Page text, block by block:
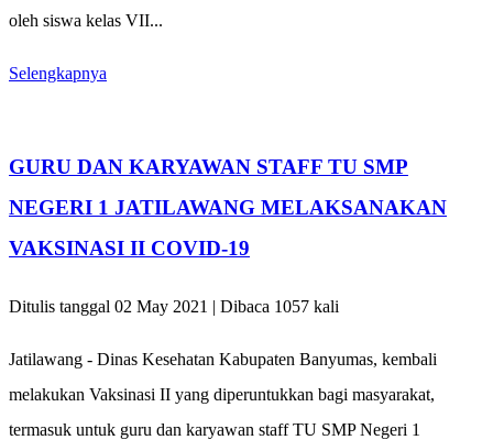
oleh siswa kelas VII...
Selengkapnya
GURU DAN KARYAWAN STAFF TU SMP
NEGERI 1 JATILAWANG MELAKSANAKAN
VAKSINASI II COVID-19
Ditulis tanggal 02 May 2021 | Dibaca 1057 kali
Jatilawang - Dinas Kesehatan Kabupaten Banyumas, kembali
melakukan Vaksinasi II yang diperuntukkan bagi masyarakat,
termasuk untuk guru dan karyawan staff TU SMP Negeri 1